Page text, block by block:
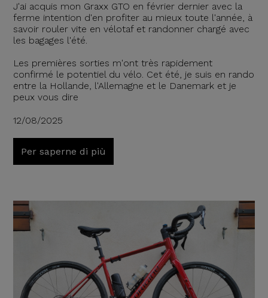
J'ai acquis mon Graxx GTO en février dernier avec la
ferme intention d'en profiter au mieux toute l'année, à
savoir rouler vite en vélotaf et randonner chargé avec
les bagages l'été.
Les premières sorties m'ont très rapidement
confirmé le potentiel du vélo. Cet été, je suis en rando
entre la Hollande, l'Allemagne et le Danemark et je
peux vous dire
12/08/2025
Per saperne di più